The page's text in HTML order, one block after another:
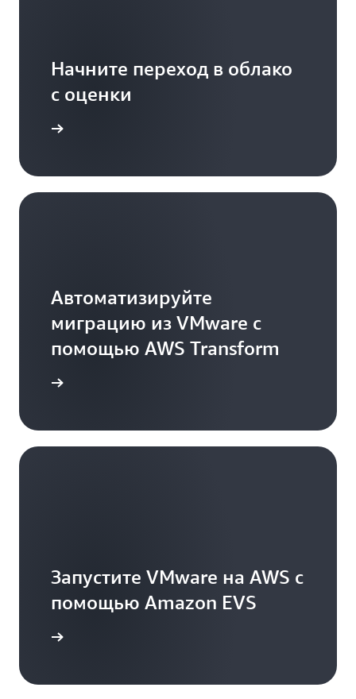
Начните переход в облако
с оценки
Автоматизируйте
миграцию из VMware с
помощью AWS Transform
Запустите VMware на AWS с
помощью Amazon EVS